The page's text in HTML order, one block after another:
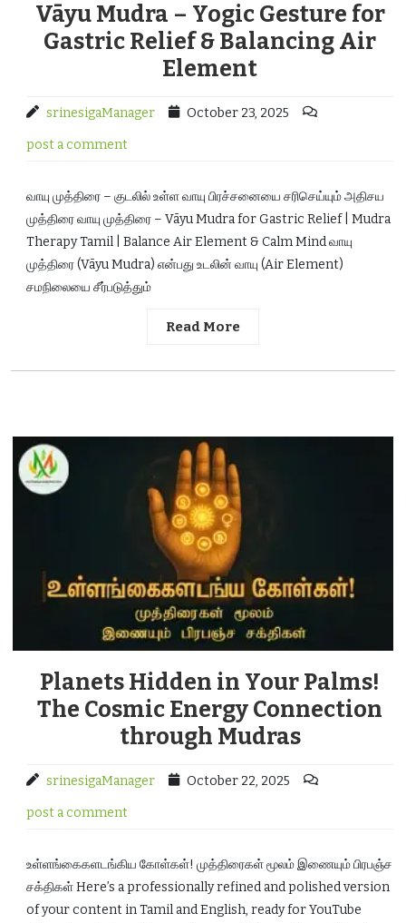
Vāyu Mudra – Yogic Gesture for
Gastric Relief & Balancing Air
Element
srinesigaManager October 23, 2025
post a comment
வாயு முத்திரை – குடலில் உள்ள வாயு பிரச்சனையை சரிசெய்யும் அதிசய
முத்திரை வாயு முத்திரை – Vāyu Mudra for Gastric Relief | Mudra
Therapy Tamil | Balance Air Element & Calm Mind வாயு
முத்திரை (Vāyu Mudra) என்பது உடலின் வாயு (Air Element)
சமநிலையை சீர்படுத்தும்
Read More
Planets Hidden in Your Palms!
The Cosmic Energy Connection
through Mudras
srinesigaManager October 22, 2025
post a comment
உள்ளங்கைகளடங்கிய கோள்கள்! முத்திரைகள் மூலம் இணையும் பிரபஞ்ச
சக்திகள் Here’s a professionally refined and polished version
of your content in Tamil and English, ready for YouTube